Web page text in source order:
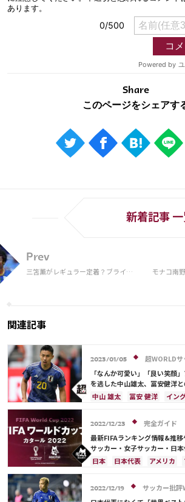
Share
Prev
三笘薫がレギュラー定着？ブライト
新着記事
モナコ南
関連記事
2023/01/05
超WORLD
「なんか可愛い」「良い笑顔
を逃した中山雄太、冨安健洋
「楽しい時間を過ごすことが
中山 雄太 冨安 健洋 イン
2022/12/23
完全ガイド
最新FIFAランキング情報&推
サッカー・女子サッカー・日
出場国を網羅
日本 日本代表 アメリカ
ドイツ
ベルギー クロアチ
イングランド
アルゼンチン
2022/12/19
サッカー批評